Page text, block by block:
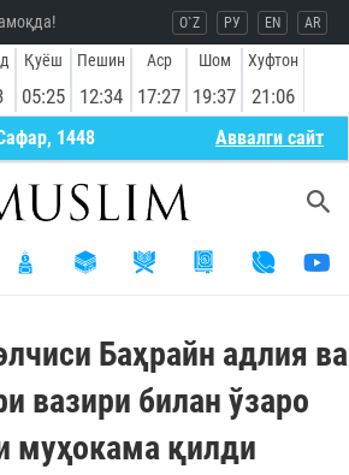
O`Z РУ EN AR
Қуёш
05:25
Пешин
12:34
Аср
17:27
Шом
19:37
Хуфтон
21:06
1448 Aввалги сайт
Баҳрайн адлия ва
вазири билан ўзаро
муҳокама қилди